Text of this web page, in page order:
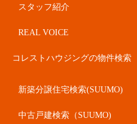
スタッフ紹介
REAL VOICE
コレストハウジングの物件検索
新築分譲住宅検索(SUUMO)
中古戸建検索（SUUMO)